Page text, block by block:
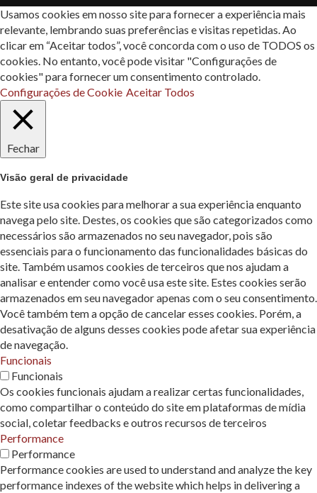
Usamos cookies em nosso site para fornecer a experiência mais
relevante, lembrando suas preferências e visitas repetidas. Ao
clicar em “Aceitar todos”, você concorda com o uso de TODOS os
cookies. No entanto, você pode visitar "Configurações de
cookies" para fornecer um consentimento controlado.
Configurações de Cookie Aceitar Todos
Fechar
Visão geral de privacidade
Este site usa cookies para melhorar a sua experiência enquanto
navega pelo site. Destes, os cookies que são categorizados como
necessários são armazenados no seu navegador, pois são
essenciais para o funcionamento das funcionalidades básicas do
site. Também usamos cookies de terceiros que nos ajudam a
analisar e entender como você usa este site. Estes cookies serão
armazenados em seu navegador apenas com o seu consentimento.
Você também tem a opção de cancelar esses cookies. Porém, a
desativação de alguns desses cookies pode afetar sua experiência
de navegação.
Funcionais
Funcionais
Os cookies funcionais ajudam a realizar certas funcionalidades,
como compartilhar o conteúdo do site em plataformas de mídia
social, coletar feedbacks e outros recursos de terceiros
Performance
Performance
Performance cookies are used to understand and analyze the key
performance indexes of the website which helps in delivering a